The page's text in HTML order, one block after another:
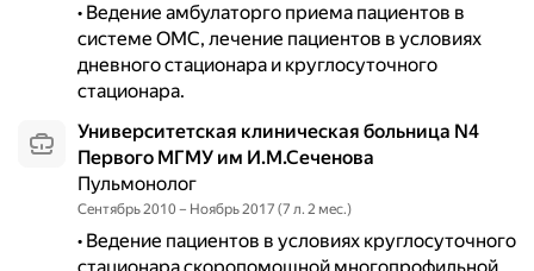
• Ведение амбулаторго приема пациентов в
системе ОМС, лечение пациентов в условиях
дневного стационара и круглосуточного
стационара.
Университетская клиническая больница N4
Первого МГМУ им И.М.Сеченова
Пульмонолог
Сентябрь 2010 – Ноябрь 2017 (7 л. 2 мес.)
• Ведение пациентов в условиях круглосуточного